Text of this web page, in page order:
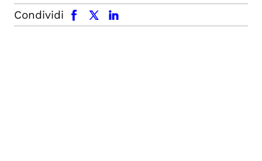
Condividi
facebook x.com linkedin